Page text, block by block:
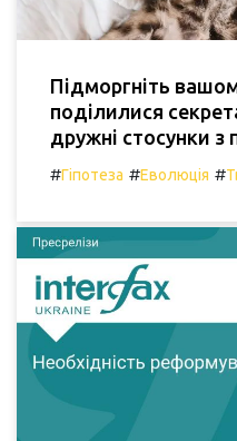
Підморгніть
поділилися
дружні стосунки з
#Гіпотеза #Еволюція #